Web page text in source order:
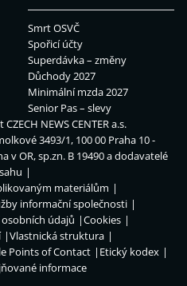
Smrt OSVČ
Spořicí účty
Superdávka – změny
Důchody 2027
Minimální mzda 2027
Senior Pas – slevy
CZECH NEWS CENTER a.s.
3493/1, 100 00 Praha 10 -
v OR, sp.zn. B 19490 a dodavatelé
materiálům
informační společnosti
údajů
Cookies
Vlastnická struktura
Points of Contact
Etický kodex
informace